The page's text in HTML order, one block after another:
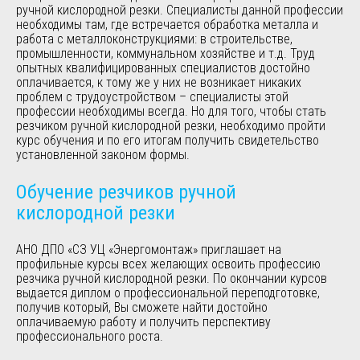
ручной кислородной резки. Специалисты данной профессии
необходимы там, где встречается обработка металла и
работа с металлоконструкциями: в строительстве,
промышленности, коммунальном хозяйстве и т.д. Труд
опытных квалифицированных специалистов достойно
оплачивается, к тому же у них не возникает никаких
проблем с трудоустройством – специалисты этой
профессии необходимы всегда. Но для того, чтобы стать
резчиком ручной кислородной резки, необходимо пройти
курс обучения и по его итогам получить свидетельство
установленной законом формы.
Обучение резчиков ручной
кислородной резки
АНО ДПО «СЗ УЦ «Энергомонтаж» приглашает на
профильные курсы всех желающих освоить профессию
резчика ручной кислородной резки. По окончании курсов
выдается диплом о профессиональной переподготовке,
получив который, Вы сможете найти достойно
оплачиваемую работу и получить перспективу
профессионального роста.